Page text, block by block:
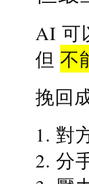
AI 可
但不
挽回
1. 對
2. 分